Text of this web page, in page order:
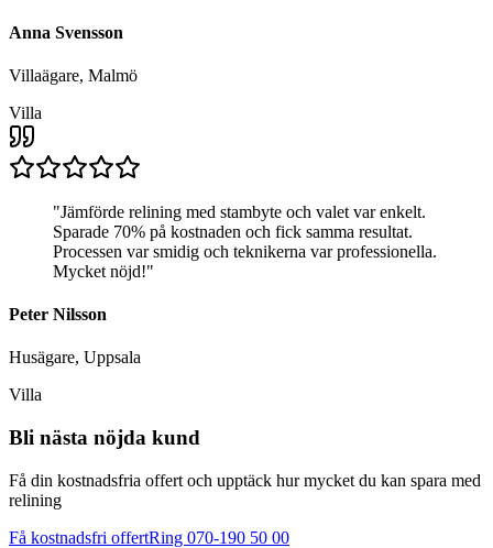
Anna Svensson
Villaägare, Malmö
Villa
"Jämförde relining med stambyte och valet var enkelt.
Sparade 70% på kostnaden och fick samma resultat.
Processen var smidig och teknikerna var professionella.
Mycket nöjd!"
Peter Nilsson
Husägare, Uppsala
Villa
Bli nästa nöjda kund
Få din kostnadsfria offert och upptäck hur mycket du kan spara med
relining
Få kostnadsfri offertRing 070-190 50 00